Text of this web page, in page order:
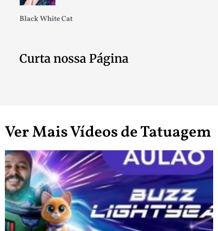
Black White Cat
Curta nossa Página
Ver Mais Vídeos de Tatuagem